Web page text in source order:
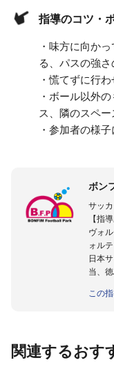
指導のコツ・
・味方に向か
る、パスの強
・慌てずに行わ
・ボール以外
ス、隣のスペー
・参加者の様
ボン
サッ
【指導
ヴォ
ォル
日本
当、
日本
協会
この
関連するおす